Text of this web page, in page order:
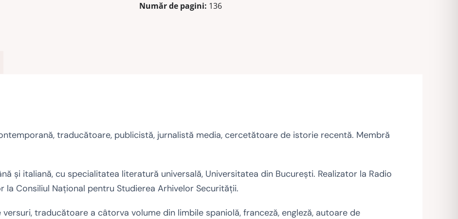
Număr de pagini: 136
traducătoare, publicistă, jurnalistă media, cercetătoare de istorie recentă. Membră
şi italiană, cu specialitatea literatură universală, Universitatea din Bucureşti. Realizator la Radio
la Consiliul Naţional pentru Studierea Arhivelor Securităţii.
traducătoare a câtorva volume din limbile spaniolă, franceză, engleză, autoare de